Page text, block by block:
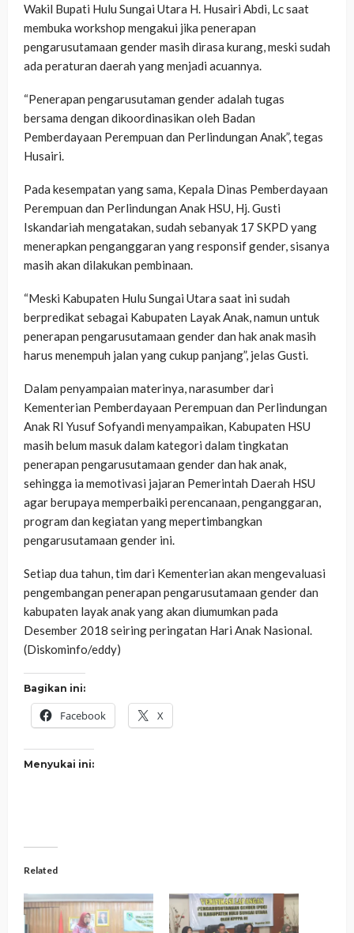
Wakil Bupati Hulu Sungai Utara H. Husairi Abdi, Lc saat
membuka workshop mengakui jika penerapan
pengarusutamaan gender masih dirasa kurang, meski sudah
ada peraturan daerah yang menjadi acuannya.
“Penerapan pengarusutaman gender adalah tugas
bersama dengan dikoordinasikan oleh Badan
Pemberdayaan Perempuan dan Perlindungan Anak”, tegas
Husairi.
Pada kesempatan yang sama, Kepala Dinas Pemberdayaan
Perempuan dan Perlindungan Anak HSU, Hj. Gusti
Iskandariah mengatakan, sudah sebanyak 17 SKPD yang
menerapkan penganggaran yang responsif gender, sisanya
masih akan dilakukan pembinaan.
“Meski Kabupaten Hulu Sungai Utara saat ini sudah
berpredikat sebagai Kabupaten Layak Anak, namun untuk
penerapan pengarusutamaan gender dan hak anak masih
harus menempuh jalan yang cukup panjang”, jelas Gusti.
Dalam penyampaian materinya, narasumber dari
Kementerian Pemberdayaan Perempuan dan Perlindungan
Anak RI Yusuf Sofyandi menyampaikan, Kabupaten HSU
masih belum masuk dalam kategori dalam tingkatan
penerapan pengarusutamaan gender dan hak anak,
sehingga ia memotivasi jajaran Pemerintah Daerah HSU
agar berupaya memperbaiki perencanaan, penganggaran,
program dan kegiatan yang mepertimbangkan
pengarusutamaan gender ini.
Setiap dua tahun, tim dari Kementerian akan mengevaluasi
pengembangan penerapan pengarusutamaan gender dan
kabupaten layak anak yang akan diumumkan pada
Desember 2018 seiring peringatan Hari Anak Nasional.
(Diskominfo/eddy)
Bagikan ini:
Facebook X
Menyukai ini:
Related